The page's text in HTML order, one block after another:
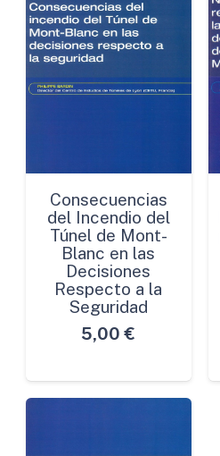
Consecuencias
del Incendio del
Túnel de Mont-
Blanc en las
Decisiones
Respecto a la
Seguridad
5,00 €